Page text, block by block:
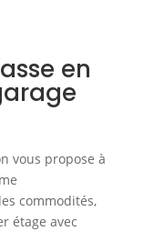
en
vous propose à
commodités,
étage avec